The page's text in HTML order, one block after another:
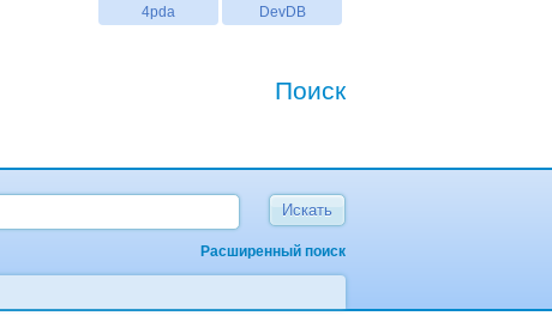
DevDB
4pda
Поиск
Расширенный поиск